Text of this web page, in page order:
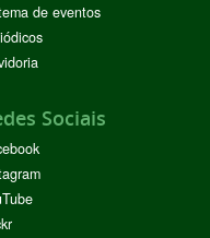
de eventos
Sociais